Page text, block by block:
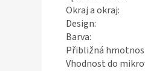
Okraj a okraj:
Design:
Barva:
Přibližná
Vhodnost do